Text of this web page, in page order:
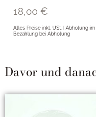
18,00 €
Alles Preise inkl. USt. | Abholung im
Bezahlung bei Abholung
Davor und